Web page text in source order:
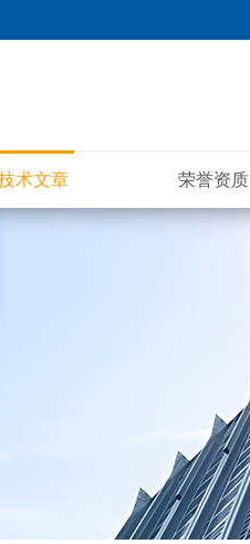
术文章 荣誉资质